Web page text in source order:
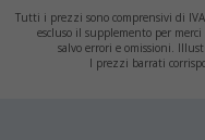
Climatizzatori per Camper
Tutti i prezzi sono comprensivi di
escluso il supplemento per
salvo errori e omissioni.
I prezzi barrati